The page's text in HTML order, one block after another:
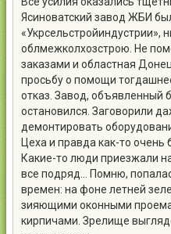
Ясиноватский завод ЖБИ
«Укрсельстройиндустрии»,
облмежколхозстрою. Не
заказами и областная
просьбу о помощи
отказ. Завод, объявленный
остановился. Заговорили
демонтировать
Цеха и правда как-то очень
Какие-то люди приезжали
все подряд… Помню,
времен: на фоне летней
зияющими оконными
кирпичами. Зрелище